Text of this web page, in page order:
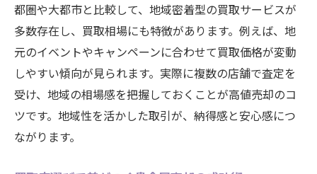
都圏や大都市と比較して、地域密着型の買取サービスが
多数存在し、買取相場にも特徴があります。例えば、地
元のイベントやキャンペーンに合わせて買取価格が変動
しやすい傾向が見られます。実際に複数の店舗で査定を
受け、地域の相場感を把握しておくことが高値売却のコ
ツです。地域性を活かした取引が、納得感と安心感につ
ながります。